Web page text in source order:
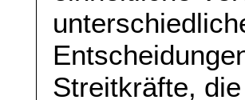
Streitkräfte,